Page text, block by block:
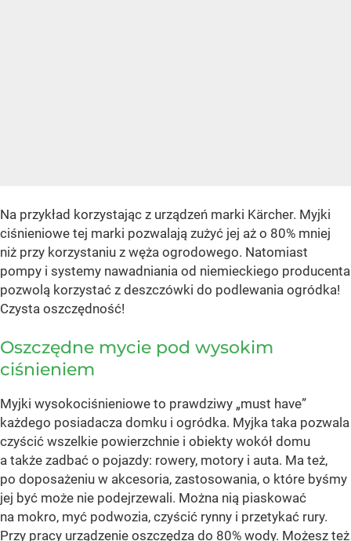
Na przykład korzystając z urządzeń marki Kärcher. Myjki
ciśnieniowe tej marki pozwalają zużyć jej aż o 80% mniej
niż przy korzystaniu z węża ogrodowego. Natomiast
pompy i systemy nawadniania od niemieckiego producenta
pozwolą korzystać z deszczówki do podlewania ogródka!
Czysta oszczędność!
Oszczędne mycie pod wysokim
ciśnieniem
Myjki wysokociśnieniowe to prawdziwy „must have”
każdego posiadacza domku i ogródka. Myjka taka pozwala
czyścić wszelkie powierzchnie i obiekty wokół domu
a także zadbać o pojazdy: rowery, motory i auta. Ma też,
po doposażeniu w akcesoria, zastosowania, o które byśmy
jej być może nie podejrzewali. Można nią piaskować
na mokro, myć podwozia, czyścić rynny i przetykać rury.
Przy pracy urządzenie oszczędza do 80% wody. Możesz też